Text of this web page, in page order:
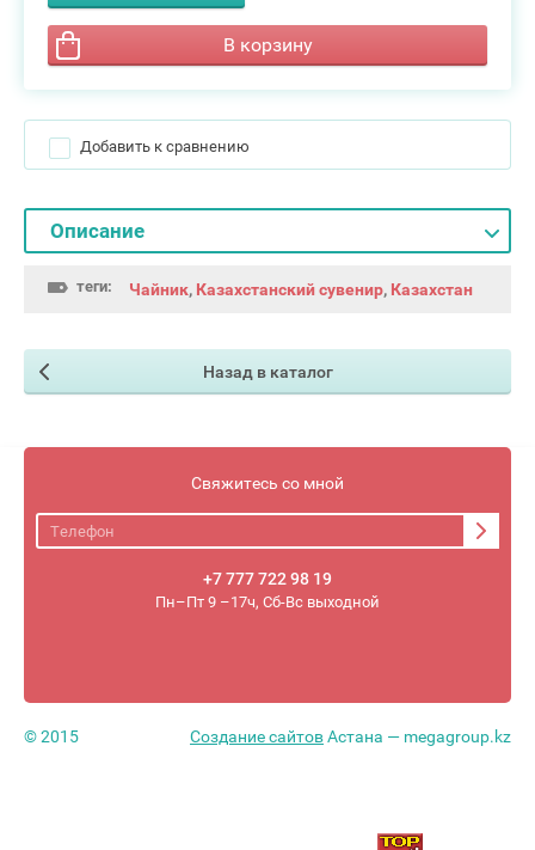
В корзину
Добавить к сравнению
Описание
теги: Чайник, Казахстанский сувенир, Казахстан
Назад в каталог
Свяжитесь со мной
+7 777 722 98 19
Пн–Пт 9 –17ч, Сб-Вс выходной
© 2015 Создание сайтовАстана — megagroup.kz